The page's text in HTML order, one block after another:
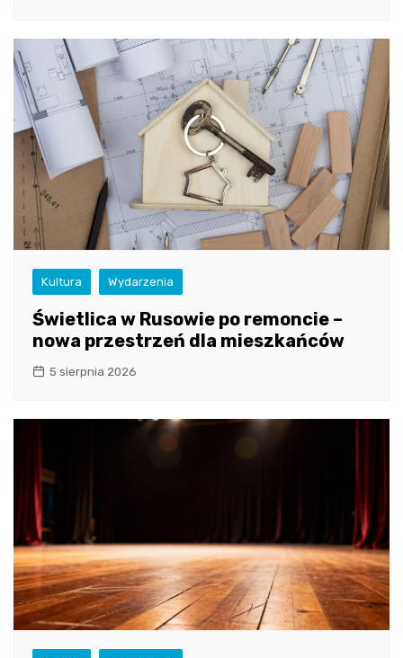
Kultura Wydarzenia
Świetlica w Rusowie po remoncie –
nowa przestrzeń dla mieszkańców
5 sierpnia 2026